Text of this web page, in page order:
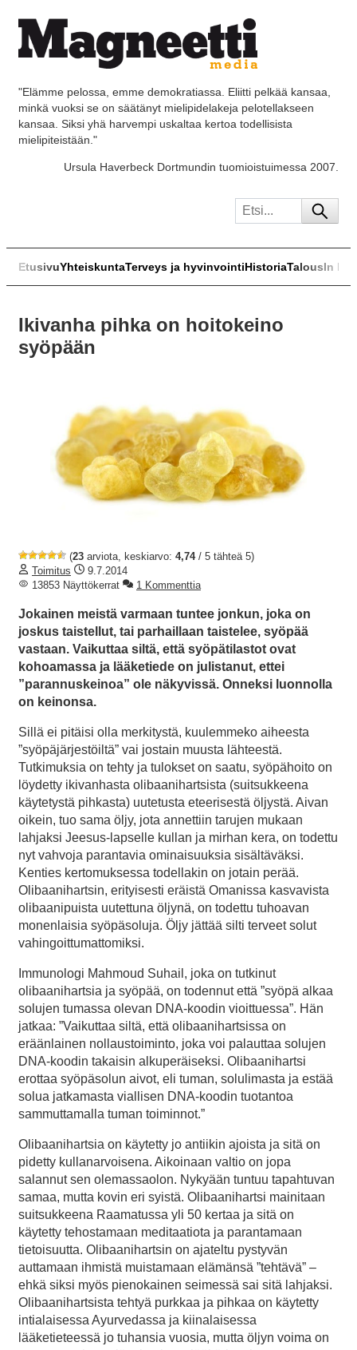
"Elämme pelossa, emme demokratiassa. Eliitti pelkää kansaa,
minkä vuoksi se on säätänyt mielipidelakeja pelotellakseen
kansaa. Siksi yhä harvempi uskaltaa kertoa todellisista
mielipiteistään."
Ursula Haverbeck Dortmundin tuomioistuimessa 2007.
EtusivuYhteiskuntaTerveys ja hyvinvointiHistoriaTalousIn
Ikivanha pihka on hoitokeino
syöpään
(23 arviota, keskiarvo: 4,74/ 5 tähteä 5)
Toimitus
9.7.2014
13853 Näyttökerrat
1 Kommenttia
Jokainen meistä varmaan tuntee jonkun, joka on
joskus taistellut, tai parhaillaan taistelee, syöpää
vastaan. Vaikuttaa siltä, että syöpätilastot ovat
kohoamassa ja lääketiede on julistanut, ettei
”parannuskeinoa” ole näkyvissä. Onneksi luonnolla
on keinonsa.
Sillä ei pitäisi olla merkitystä, kuulemmeko aiheesta
”syöpäjärjestöiltä” vai jostain muusta lähteestä.
Tutkimuksia on tehty ja tulokset on saatu, syöpähoito on
löydetty ikivanhasta olibaanihartsista (suitsukkeena
käytetystä pihkasta) uutetusta eteerisestä öljystä. Aivan
oikein, tuo sama öljy, jota annettiin tarujen mukaan
lahjaksi Jeesus-lapselle kullan ja mirhan kera, on todettu
nyt vahvoja parantavia ominaisuuksia sisältäväksi.
Kenties kertomuksessa todellakin on jotain perää.
Olibaanihartsin, erityisesti eräistä Omanissa kasvavista
olibaanipuista uutettuna öljynä, on todettu tuhoavan
monenlaisia syöpäsoluja. Öljy jättää silti terveet solut
vahingoittumattomiksi.
Immunologi Mahmoud Suhail, joka on tutkinut
olibaanihartsia ja syöpää, on todennut että ”syöpä alkaa
solujen tumassa olevan DNA-koodin vioittuessa”. Hän
jatkaa: ”Vaikuttaa siltä, että olibaanihartsissa on
eräänlainen nollaustoiminto, joka voi palauttaa solujen
DNA-koodin takaisin alkuperäiseksi. Olibaanihartsi
erottaa syöpäsolun aivot, eli tuman, solulimasta ja estää
solua jatkamasta viallisen DNA-koodin tuotantoa
sammuttamalla tuman toiminnot.”
Olibaanihartsia on käytetty jo antiikin ajoista ja sitä on
pidetty kullanarvoisena. Aikoinaan valtio on jopa
salannut sen olemassaolon. Nykyään tuntuu tapahtuvan
samaa, mutta kovin eri syistä. Olibaanihartsi mainitaan
suitsukkeena Raamatussa yli 50 kertaa ja sitä on
käytetty tehostamaan meditaatiota ja parantamaan
tietoisuutta. Olibaanihartsin on ajateltu pystyvän
auttamaan ihmistä muistamaan elämänsä ”tehtävä” –
ehkä siksi myös pienokainen seimessä sai sitä lahjaksi.
Olibaanihartsista tehtyä purkkaa ja pihkaa on käytetty
intialaisessa Ayurvedassa ja kiinalaisessa
lääketieteessä jo tuhansia vuosia, mutta öljyn voima on